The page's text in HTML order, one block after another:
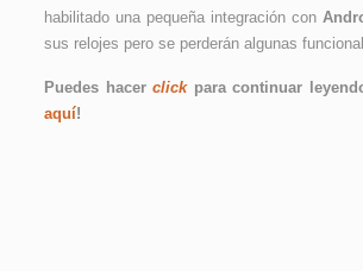
habilitado una pequeña integración con
sus relojes pero se perderán algunas
Puedes hacerclickpara continuar
aquí!